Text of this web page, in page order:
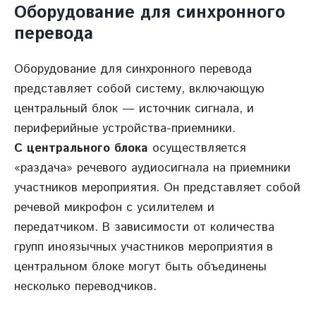
Оборудование для синхронного
перевода
Оборудование для синхронного перевода
представляет собой систему, включающую
центральный блок — источник сигнала, и
периферийные устройства-приемники.
С центрального блока осуществляется
«раздача» речевого аудиосигнала на приемники
участников мероприятия. Он представляет собой
речевой микрофон с усилителем и
передатчиком. В зависимости от количества
групп иноязычных участников мероприятия в
центральном блоке могут быть объединены
несколько переводчиков.